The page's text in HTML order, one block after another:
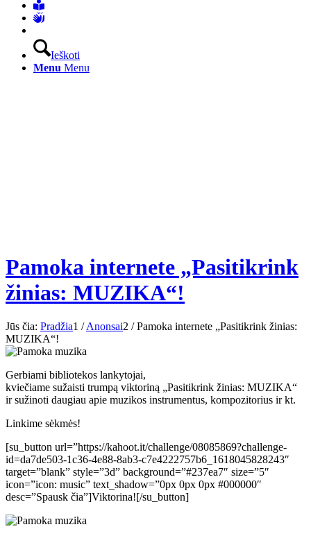
Ieškoti
Menu Menu
Pamoka internete „Pasitikrink
žinias: MUZIKA“!
Jūs čia: Pradžia1 / Anonsai2 / Pamoka internete „Pasitikrink žinias:
MUZIKA“!
Gerbiami bibliotekos lankytojai,
kviečiame sužaisti trumpą viktoriną „Pasitikrink žinias: MUZIKA“
ir sužinoti daugiau apie muzikos instrumentus, kompozitorius ir kt.
Linkime sėkmės!
[su_button url=”https://kahoot.it/challenge/08085869?challenge-
id=da7de503-1c36-4e88-8ab3-c7e4222757b6_1618045828243″
target=”blank” style=”3d” background=”#237ea7″ size=”5″
icon=”icon: music” text_shadow=”0px 0px 0px #000000″
desc=”Spausk čia”]Viktorina![/su_button]